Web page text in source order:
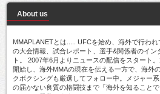
About us
MMAPLANETとは..... UFCを始め、海外で行われ
の大会情報、試合レポート、選手&関係者のイン
ト。 2007年6月よりニュースの配信をスタート
開始し、海外MMAの現在を伝える一方で、海外
クボクシングも厳選してフォロー中。メジャー
の届かない良質の格闘技まで「海外を知ること